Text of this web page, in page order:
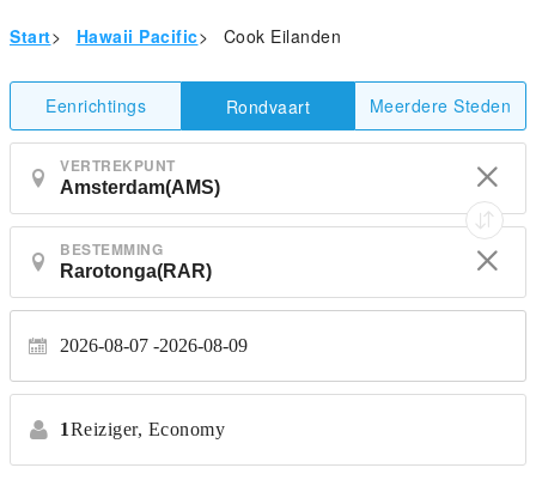
Start> Hawaii Pacific> Cook Eilanden
Eenrichtings Rondvaart Meerdere Steden
VERTREKPUNT
BESTEMMING
2026-08-07 2026-08-09
1Reiziger, Economy